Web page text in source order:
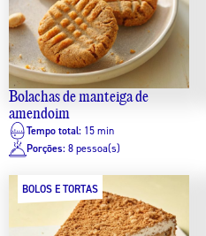
Bolachas de manteiga de
amendoim
Tempo total: 15 min
Porções: 8 pessoa(s)
BOLOS E TORTAS